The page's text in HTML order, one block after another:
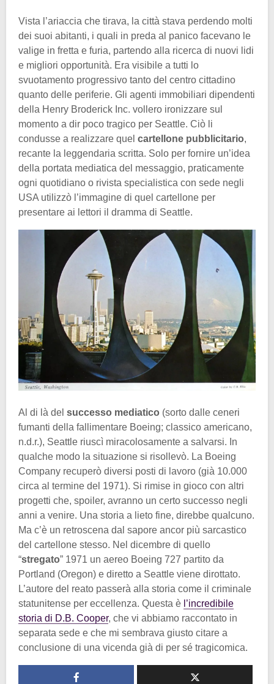
Vista l’ariaccia che tirava, la città stava perdendo molti
dei suoi abitanti, i quali in preda al panico facevano le
valige in fretta e furia, partendo alla ricerca di nuovi lidi
e migliori opportunità. Era visibile a tutti lo
svuotamento progressivo tanto del centro cittadino
quanto delle periferie. Gli agenti immobiliari dipendenti
della Henry Broderick Inc. vollero ironizzare sul
momento a dir poco tragico per Seattle. Ciò li
condusse a realizzare quel cartellone pubblicitario,
recante la leggendaria scritta. Solo per fornire un’idea
della portata mediatica del messaggio, praticamente
ogni quotidiano o rivista specialistica con sede negli
USA utilizzò l’immagine di quel cartellone per
presentare ai lettori il dramma di Seattle.
Al di là del successo mediatico (sorto dalle ceneri
fumanti della fallimentare Boeing; classico americano,
n.d.r.), Seattle riuscì miracolosamente a salvarsi. In
qualche modo la situazione si risollevò. La Boeing
Company recuperò diversi posti di lavoro (già 10.000
circa al termine del 1971). Si rimise in gioco con altri
progetti che, spoiler, avranno un certo successo negli
anni a venire. Una storia a lieto fine, direbbe qualcuno.
Ma c’è un retroscena dal sapore ancor più sarcastico
del cartellone stesso. Nel dicembre di quello
“stregato” 1971 un aereo Boeing 727 partito da
Portland (Oregon) e diretto a Seattle viene dirottato.
L’autore del reato passerà alla storia come il criminale
statunitense per eccellenza. Questa è l’incredibile
storia di D.B. Cooper, che vi abbiamo raccontato in
separata sede e che mi sembrava giusto citare a
conclusione di una vicenda già di per sé tragicomica.